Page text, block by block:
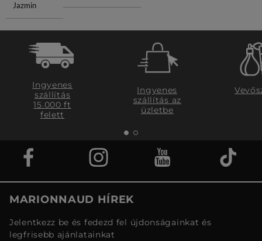
Jazmin
Ingyenes
szállítás
15.000 ft
felett
Ingyenes
szállítás az
üzletbe
MARIONNAUD HÍREK
Jelentkezz be és fedezd fel újdonságainkat és
legfrisebb ajánlatainkat